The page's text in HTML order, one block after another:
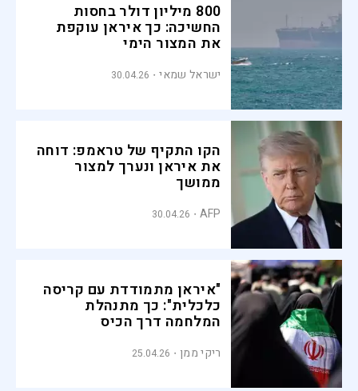
800 מיליון דולר בחסות
החשיכה: כך איראן עוקפת
את המצור הימי
ישראל שמאי 30.04.26
הקו התקיף של טראמפ: דוחה
את איראן ונערך למצור
ממושך
AFP
30.04.26
"איראן מתמודדת עם קריסה
כלכלית": כך מתנהלת
המלחמה דרך הכיס
ריקי ממן 25.04.26